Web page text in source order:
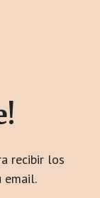
recibir los